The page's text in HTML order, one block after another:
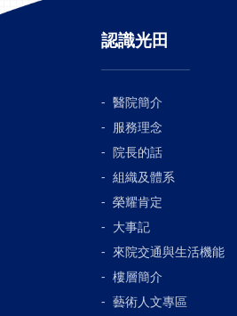
認識光田
醫院簡介
服務理念
院長的話
組織及體系
榮耀肯定
大事記
來院交通與生活機能
樓層簡介
藝術人文專區